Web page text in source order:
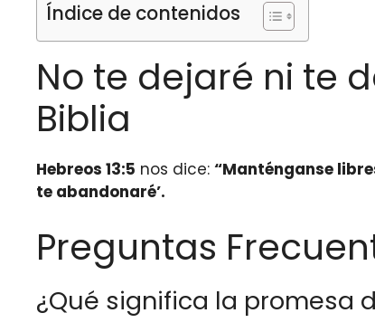
Índice de contenidos
No te dejaré ni te
Biblia
Hebreos 13:5 nos dice: “Manténganse
te abandonaré’.
Preguntas
¿Qué significa la promesa